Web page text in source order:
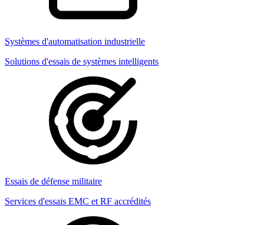
Systèmes d'automatisation industrielle
Solutions d'essais de systèmes intelligents
Essais de défense militaire
Services d'essais EMC et RF accrédités